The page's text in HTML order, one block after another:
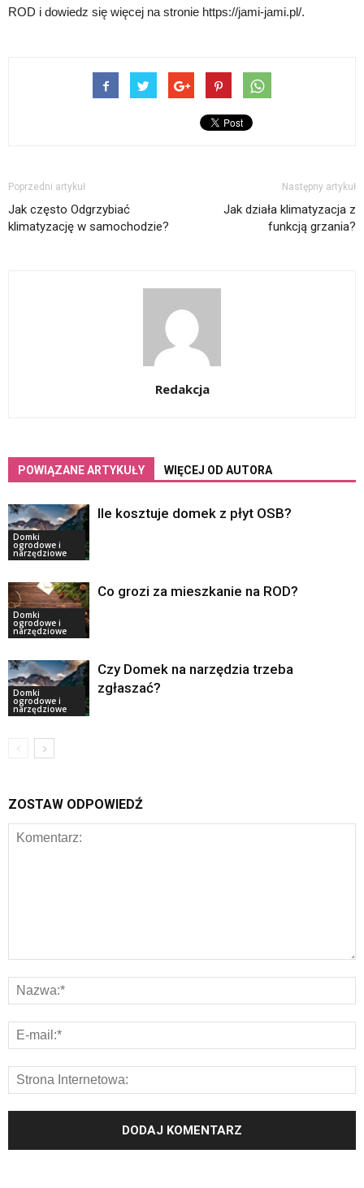
ROD i dowiedz się więcej na stronie https://jami-jami.pl/.
Poprzedni artykuł
Jak często Odgrzybiać
klimatyzację w samochodzie?
Następny artykuł
Jak działa klimatyzacja z
funkcją grzania?
Redakcja
POWIĄZANE ARTYKUŁY WIĘCEJ OD AUTORA
Domki
ogrodowe i
narzędziowe
Ile kosztuje domek z płyt OSB?
Domki
ogrodowe i
narzędziowe
Co grozi za mieszkanie na ROD?
Domki
ogrodowe i
narzędziowe
Czy Domek na narzędzia trzeba
zgłaszać?
ZOSTAW ODPOWIEDŹ